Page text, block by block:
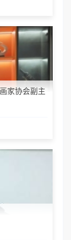
家协会副主